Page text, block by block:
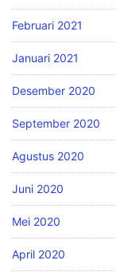
Februari 2021
Januari 2021
Desember 2020
September 2020
Agustus 2020
Juni 2020
Mei 2020
April 2020